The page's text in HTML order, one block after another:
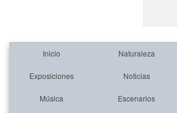
Inicio Naturaleza
Exposiciones Noticias
Música Escenarios